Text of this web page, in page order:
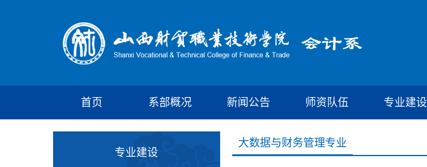
首页 系部概况 新闻公告 师资队伍 专业建设
专业建设
大数据与财务管理专业